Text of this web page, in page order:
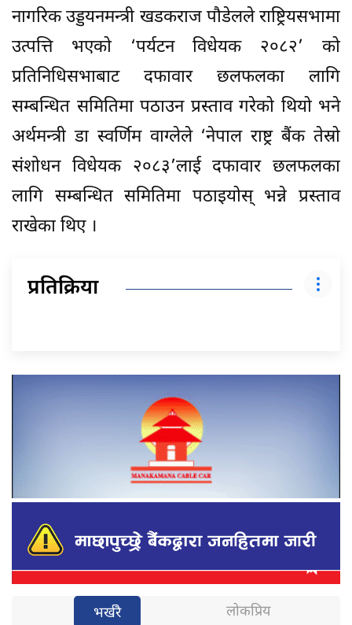
नागरिक उड्डयनमन्त्री खडकराज पौडेलले राष्ट्रियसभामा
उत्पत्ति भएको ‘पर्यटन विधेयक २०८२’ को
प्रतिनिधिसभाबाट दफावार छलफलका लागि
सम्बन्धित समितिमा पठाउन प्रस्ताव गरेको थियो भने
अर्थमन्त्री डा स्वर्णिम वाग्लेले ‘नेपाल राष्ट्र बैंक तेस्रो
संशोधन विधेयक २०८३’लाई दफावार छलफलका
लागि सम्बन्धित समितिमा पठाइयोस् भन्ने प्रस्ताव
राखेका थिए ।
प्रतिक्रिया
भर्खरै लोकप्रिय